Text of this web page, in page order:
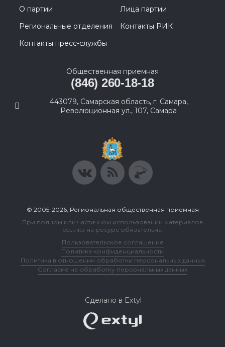
О партии
Лица партии
Региональные отделения
Контакты РИК
Контакты пресс-службы
Общественная приемная
(846) 260-18-18
443079, Самарская область, г. Самара,
Революционная ул., 107, Самара
© 2005-2026, Региональная общественная приемная
При полном или частичном использовании материалов
ссылка на ресурс обязательна.
Пользовательское соглашение
Политика конфиденциальности
Политика в отношении обработки персональных данных
Согласие на обработку персональных данных
Сделано в Extyl